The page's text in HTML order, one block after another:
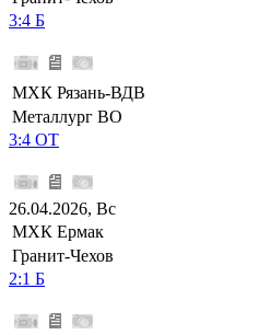
3:4 Б
МХК Рязань-ВДВ
Металлург ВО
3:4 ОТ
26.04.2026, Вс
МХК Ермак
Гранит-Чехов
2:1 Б